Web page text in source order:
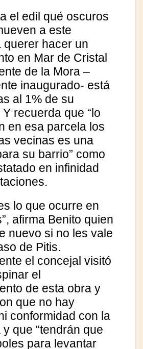
el edil qué oscuros
a este
querer hacer un
en Mar de Cristal
de la Mora –
inaugurado- está
al 1% de su
recuerda que “lo
en esa parcela los
vecinas es una
su barrio” como
en infinidad
lo que ocurre en
afirma Benito quien
nuevo si no les vale
de Pitis.
el concejal visitó
el
de esta obra y
que no hay
conformidad con la
que “tendrán que
para levantar